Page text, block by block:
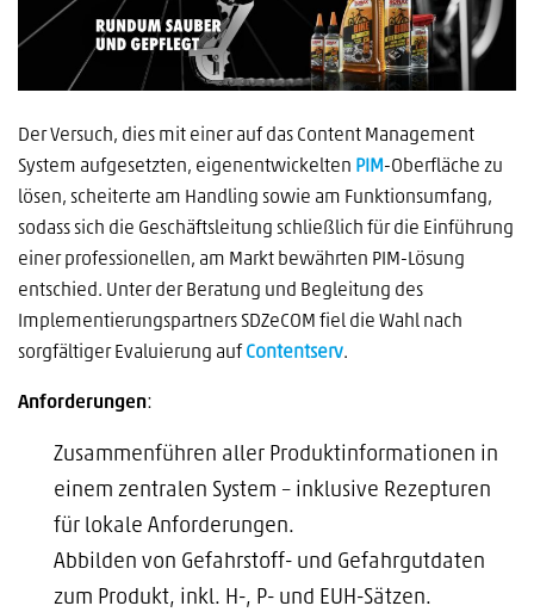
Der Versuch, dies mit einer auf das Content Management
System aufgesetzten, eigenentwickelten PIM-Oberfläche zu
lösen, scheiterte am Handling sowie am Funktionsumfang,
sodass sich die Geschäftsleitung schließlich für die Einführung
einer professionellen, am Markt bewährten PIM-Lösung
entschied. Unter der Beratung und Begleitung des
Implementierungspartners SDZeCOM fiel die Wahl nach
sorgfältiger Evaluierung auf Contentserv.
Anforderungen:
Zusammenführen aller Produktinformationen in
einem zentralen System – inklusive Rezepturen
für lokale Anforderungen.
Abbilden von Gefahrstoff- und Gefahrgutdaten
zum Produkt, inkl. H-, P- und EUH-Sätzen.